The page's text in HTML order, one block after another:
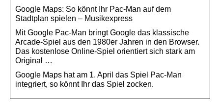
Google Maps: So könnt Ihr Pac-Man auf dem
Stadtplan spielen – Musikexpress
Mit Google Pac-Man bringt Google das klassische
Arcade-Spiel aus den 1980er Jahren in den Browser.
Das kostenlose Online-Spiel orientiert sich stark am
Original …
Google Maps hat am 1. April das Spiel Pac-Man
integriert, so könnt Ihr das Spiel zocken.